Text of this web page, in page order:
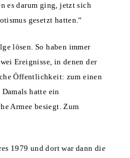
es darum ging, jetzt sich
gesetzt hatten.“
lösen. So haben immer
Ereignisse, in denen der
Öffentlichkeit: zum einen
hatte ein
Armee besiegt. Zum
1979 und dort war dann die